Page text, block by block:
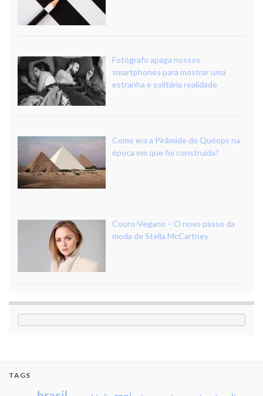
Fotógrafo apaga nossos
smartphones para mostrar uma
estranha e solitária realidade
Como era a Pirâmide de Quéops na
época em que foi construída?
Couro-Vegano – O novo passo da
moda de Stella McCartney
TAGS